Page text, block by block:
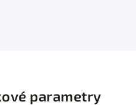
parametry